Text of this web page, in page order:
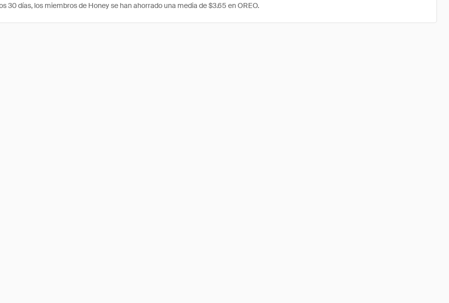
30 días, los miembros de Honey se han ahorrado una media de $3.65 en OREO.